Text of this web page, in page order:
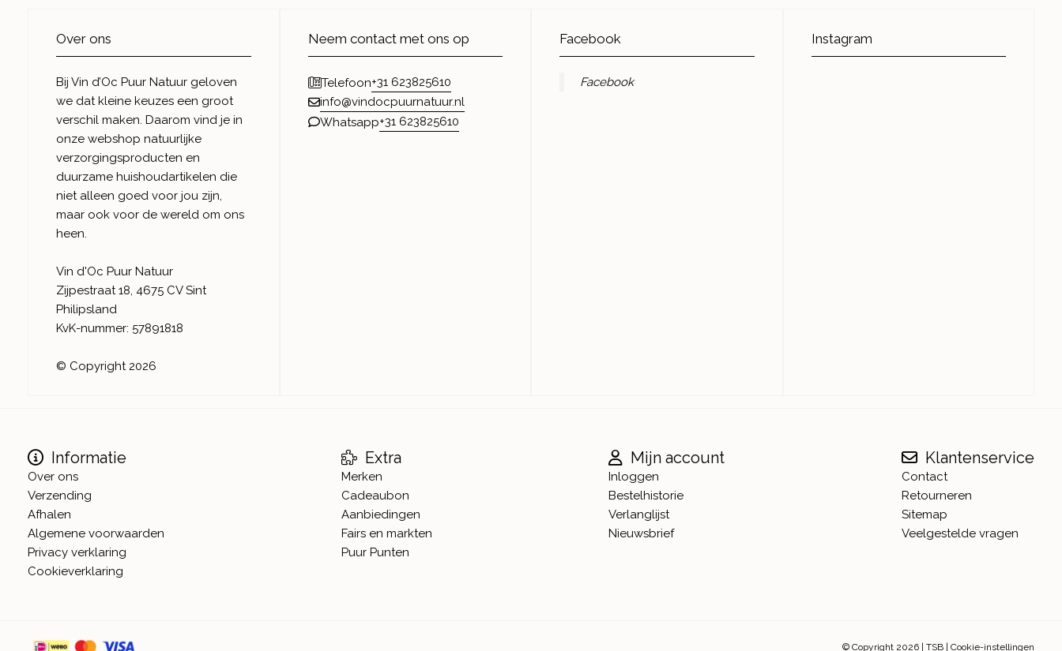
Over ons
Bij Vin d’Oc Puur Natuur geloven
we dat kleine keuzes een groot
verschil maken. Daarom vind je in
onze webshop natuurlijke
verzorgingsproducten en
duurzame huishoudartikelen die
niet alleen goed voor jou zijn,
maar ook voor de wereld om ons
heen.
Vin d'Oc Puur Natuur
Zijpestraat 18, 4675 CV Sint
Philipsland
KvK-nummer: 57891818
© Copyright 2026
Neem contact met ons op
Telefoon+31 623825610
info@vindocpuurnatuur.nl
Whatsapp+31 623825610
Facebook
Facebook
Instagram
Informatie
Over ons
Verzending
Afhalen
Algemene voorwaarden
Privacy verklaring
Cookieverklaring
Extra
Merken
Cadeaubon
Aanbiedingen
Fairs en markten
Puur Punten
Mijn account
Inloggen
Bestelhistorie
Verlanglijst
Nieuwsbrief
Klantenservice
Contact
Retourneren
Sitemap
Veelgestelde vragen
© Copyright 2026 | TSB | Cookie-instellingen